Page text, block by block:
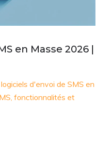
en Masse 2026 |
d'envoi de SMS en
fonctionnalités et